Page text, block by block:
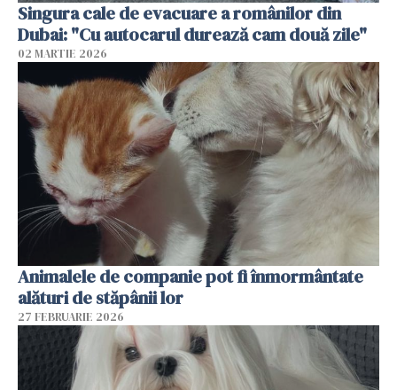
Singura cale de evacuare a românilor din
Dubai: "Cu autocarul durează cam două zile"
02 MARTIE 2026
Animalele de companie pot fi înmormântate
alături de stăpânii lor
27 FEBRUARIE 2026